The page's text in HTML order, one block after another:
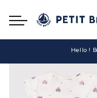
Hello !
La